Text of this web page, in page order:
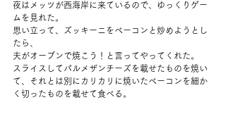
夜はメッツが西海岸に来ているので、ゆっくりゲー
ムを見れた。
思い立って、ズッキーニをベーコンと炒めようとし
たら、
夫がオーブンで焼こう！と言ってやってくれた。
スライスしてパルメザンチーズを載せたものを焼い
て、それとは別にカリカリに焼いたベーコンを細か
く切ったものを載せて食べる。